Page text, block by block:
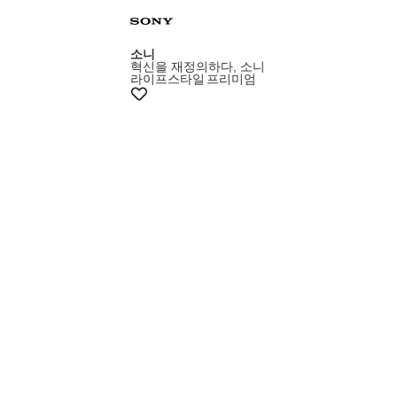
+5% 쿠폰
소니
혁신을 재정의하다, 소니
라이프스타일 프리미엄